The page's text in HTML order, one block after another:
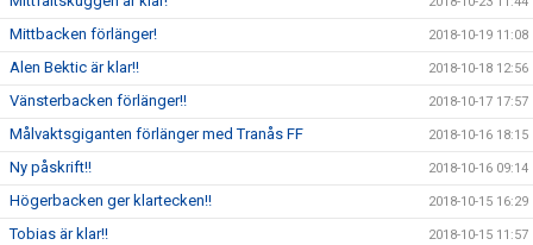
Mittbacken förlänger! 2018-10-19 11:08
Alen Bektic är klar!! 2018-10-18 12:56
Vänsterbacken förlänger!! 2018-10-17 17:57
Målvaktsgiganten förlänger med Tranås FF 2018-10-16 18:15
Ny påskrift!! 2018-10-16 09:14
Högerbacken ger klartecken!! 2018-10-15 16:29
Tobias är klar!! 2018-10-15 11:57